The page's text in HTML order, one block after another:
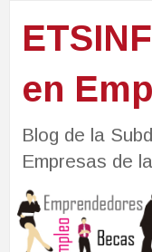
en
Blog de la
Empresas de